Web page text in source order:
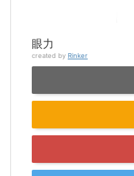
眼力
created by Rinker